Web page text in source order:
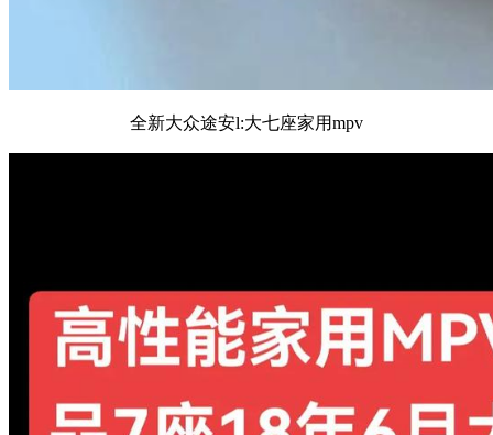
全新大众途安l:大七座家用mpv